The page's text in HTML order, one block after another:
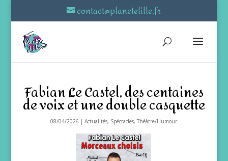
contact@planetelille.fr
Fabian Le Castel, des centaines
de voix et une double casquette
08/04/2026 |Actualités, Spéctacles,Théâtre/Humour